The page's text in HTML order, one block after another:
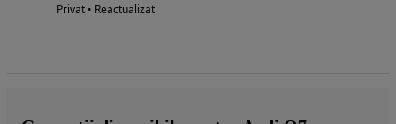
Privat • Reactualizat